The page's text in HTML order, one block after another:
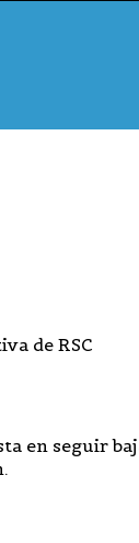
de RSC
en seguir